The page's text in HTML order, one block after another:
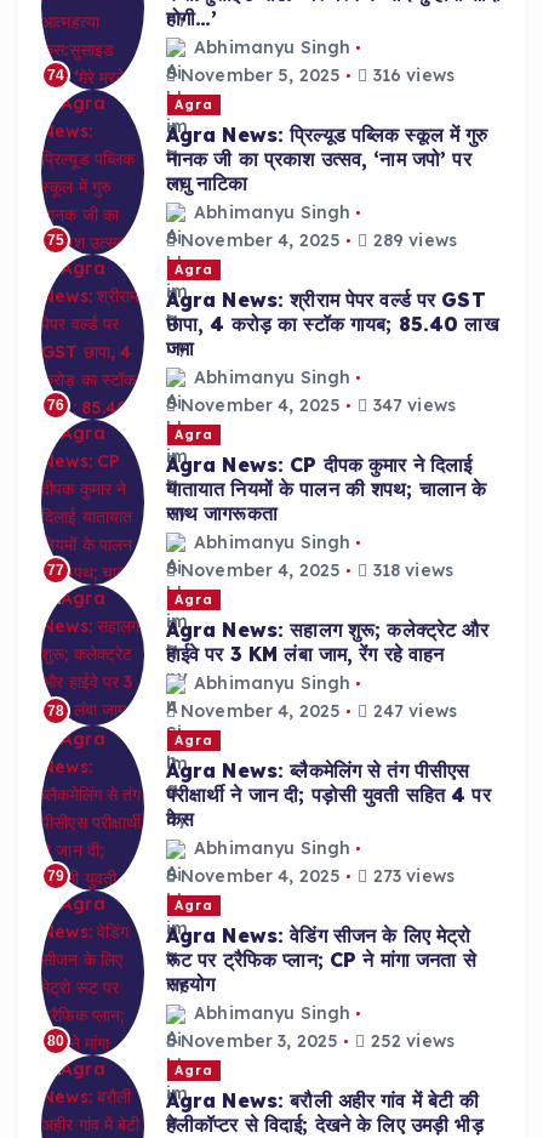
74
होगी…’
Abhimanyu Singh
November 5, 2025
316 views
75
Agra
Agra News: प्रिल्यूड पब्लिक स्कूल में गुरु
नानक जी का प्रकाश उत्सव, ‘नाम जपो’ पर
लघु नाटिका
Abhimanyu Singh
November 4, 2025
289 views
76
Agra
Agra News: श्रीराम पेपर वर्ल्ड पर GST
छापा, 4 करोड़ का स्टॉक गायब; 85.40 लाख
जमा
Abhimanyu Singh
November 4, 2025
347 views
77
Agra
Agra News: CP दीपक कुमार ने दिलाई
यातायात नियमों के पालन की शपथ; चालान के
साथ जागरूकता
Abhimanyu Singh
November 4, 2025
318 views
78
Agra
Agra News: सहालग शुरू; कलेक्ट्रेट और
हाईवे पर 3 KM लंबा जाम, रेंग रहे वाहन
Abhimanyu Singh
November 4, 2025
247 views
79
Agra
Agra News: ब्लैकमेलिंग से तंग पीसीएस
परीक्षार्थी ने जान दी; पड़ोसी युवती सहित 4 पर
केस
Abhimanyu Singh
November 4, 2025
273 views
80
Agra
Agra News: वेडिंग सीजन के लिए मेट्रो
रूट पर ट्रैफिक प्लान; CP ने मांगा जनता से
सहयोग
Abhimanyu Singh
November 3, 2025
252 views
Agra
Agra News: बरौली अहीर गांव में बेटी की
हेलीकॉप्टर से विदाई; देखने के लिए उमड़ी भीड़